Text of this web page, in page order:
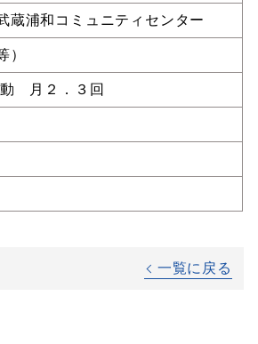
蔵浦和コミュニティセンター
）
月２．３回
一覧に戻る